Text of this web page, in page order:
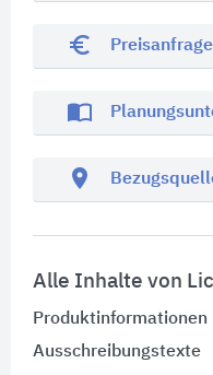
euro_symbol Preisanfrage
import_contacts
location_on
Alle Inhalte von
Produktinformationen
Ausschreibungstexte